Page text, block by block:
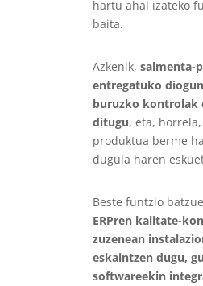
hartu ahal izateko
baita.
Azkenik, salmenta-
entregatuko
buruzko kontrolak
ditugu, eta,
produktua berme
dugula haren
Beste funtzio
ERPren kalitate-
zuzenean
eskaintzen dugu,
softwareekin